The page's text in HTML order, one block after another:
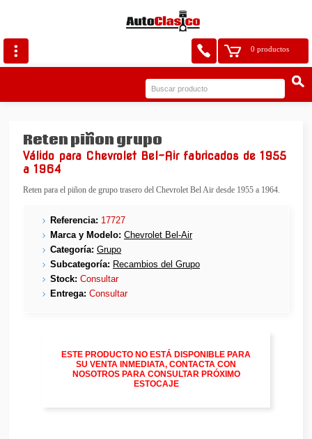
0 productos
Reten piñon grupo
Válido para Chevrolet Bel-Air fabricados de 1955
a 1964
Reten para el piñon de grupo trasero del Chevrolet Bel Air desde 1955 a 1964.
Referencia: 17727
Marca y Modelo: Chevrolet Bel-Air
Categoría: Grupo
Subcategoría: Recambios del Grupo
Stock: Consultar
Entrega: Consultar
ESTE PRODUCTO NO ESTÁ DISPONIBLE PARA
SU VENTA INMEDIATA, CONTACTA CON
NOSOTROS PARA CONSULTAR PRÓXIMO
ESTOCAJE